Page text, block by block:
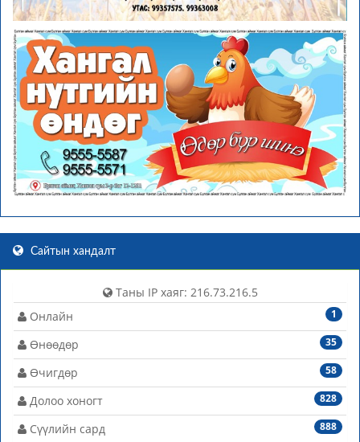
Сайтын хандалт
Таны IP хаяг: 216.73.216.5
1
Онлайн
35
Өнөөдөр
58
Өчигдөр
828
Долоо хоногт
888
Сүүлийн сард